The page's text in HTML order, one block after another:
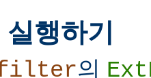
행하기
의